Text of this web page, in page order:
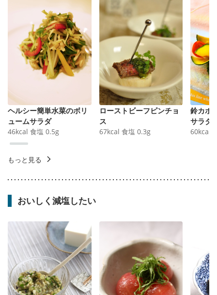
ヘルシー簡単水菜のボリ
ュームサラダ
46kcal 食塩 0.5g
ローストビーフピンチョ
ス
67kcal 食塩 0.3g
鈴カボ
サラダ
60kcal
もっと見る
おいしく減塩したい